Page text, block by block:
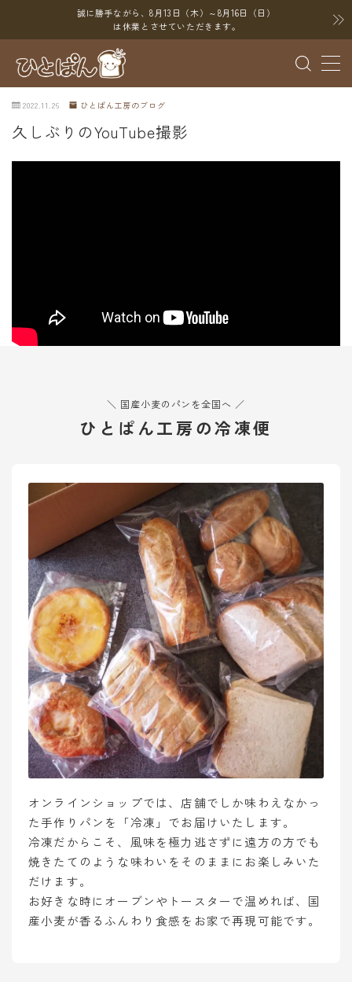
誠に勝手ながら、8月13日（木）～8月16日（日）
は休業とさせていただきます。
MENU
ブログ
ポイント
お問い合わせ
2022.11.26 ひとぱん工房のブログ
久しぶりのYouTube撮影
＼ 国産小麦のパンを全国へ ／
ひとぱん工房の冷凍便
オンラインショップでは、店舗でしか味わえなかっ
た手作りパンを「冷凍」でお届けいたします。
冷凍だからこそ、風味を極力逃さずに遠方の方でも
焼きたてのような味わいをそのままにお楽しみいた
だけます。
お好きな時にオーブンやトースターで温めれば、国
産小麦が香るふんわり食感をお家で再現可能です。